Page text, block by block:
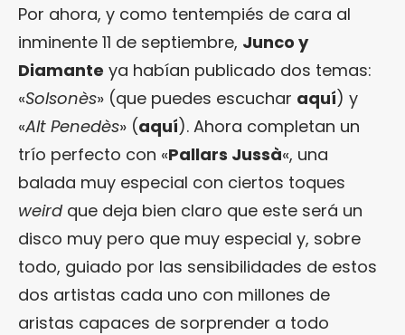
Por ahora, y como tentempiés de cara al
inminente 11 de septiembre, Junco y
Diamante ya habían publicado dos temas:
«Solsonès» (que puedes escuchar aquí) y
«Alt Penedès» (aquí). Ahora completan un
trío perfecto con «Pallars Jussà«, una
balada muy especial con ciertos toques
weirdque deja bien claro que este será un
disco muy pero que muy especial y, sobre
todo, guiado por las sensibilidades de estos
dos artistas cada uno con millones de
aristas capaces de sorprender a todo